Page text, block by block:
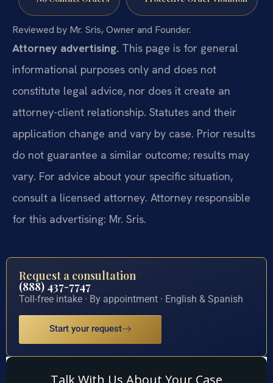
Reviewed by Mr. Sris, Owner and Founder.
Attorney advertising. This page is for general
informational purposes only and does not
constitute legal advice, nor does it create an
attorney-client relationship. Statutes and their
application change and vary by case. Prior results
do not guarantee a similar outcome; results may
vary. For advice about your specific situation,
consult a licensed attorney. Attorney responsible
for this advertising: Mr. Sris.
Request a consultation
(888) 437-7747
Toll-free intake · By appointment · English & Spanish
Start your request